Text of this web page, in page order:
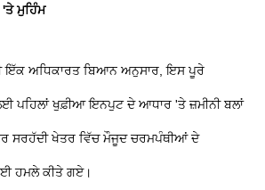
ਮੁਹਿੰਮ
ਇੱਕ ਅਧਿਕਾਰਤ ਬਿਆਨ ਅਨੁਸਾਰ, ਇਸ ਪੂਰੇ
ਪਹਿਲਾਂ ਖੁਫ਼ੀਆ ਇਨਪੁਟ ਦੇ ਆਧਾਰ 'ਤੇ ਜ਼ਮੀਨੀ ਬਲਾਂ
ਸਰਹੱਦੀ ਖੇਤਰ ਵਿੱਚ ਮੌਜੂਦ ਚਰਮਪੰਥੀਆਂ ਦੇ
ਹਮਲੇ ਕੀਤੇ ਗਏ।